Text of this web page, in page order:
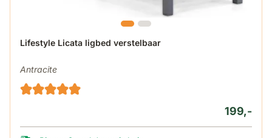
Lifestyle Licata ligbed verstelbaar
Antracite
199,-